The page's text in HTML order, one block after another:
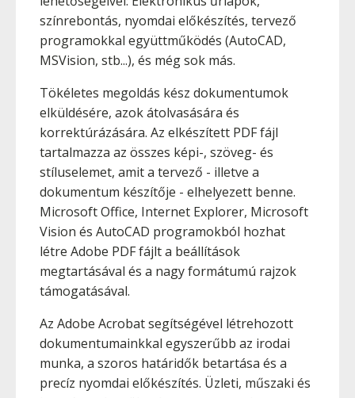
színrebontás, nyomdai előkészítés, tervező
programokkal együttműködés (AutoCAD,
MSVision, stb...), és még sok más.
Tökéletes megoldás kész dokumentumok
elküldésére, azok átolvasására és
korrektúrázására. Az elkészített PDF fájl
tartalmazza az összes képi-, szöveg- és
stíluselemet, amit a tervező - illetve a
dokumentum készítője - elhelyezett benne.
Microsoft Office, Internet Explorer, Microsoft
Vision és AutoCAD programokból hozhat
létre Adobe PDF fájlt a beállítások
megtartásával és a nagy formátumú rajzok
támogatásával.
Az Adobe Acrobat segítségével létrehozott
dokumentumainkkal egyszerűbb az irodai
munka, a szoros határidők betartása és a
precíz nyomdai előkészítés. Üzleti, műszaki és